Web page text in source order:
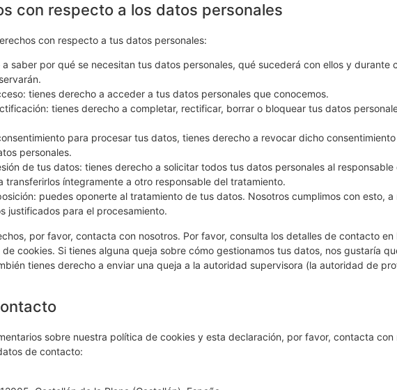
con respecto a los datos personales
con respecto a tus datos personales:
saber por qué se necesitan tus datos personales, qué sucederá con ellos y durante
tienes derecho a acceder a tus datos personales que conocemos.
tienes derecho a completar, rectificar, borrar o bloquear tus datos
para procesar tus datos, tienes derecho a revocar dicho
personales.
de tus datos: tienes derecho a solicitar todos tus datos personales al responsable
transferirlos íntegramente a otro responsable del tratamiento.
puedes oponerte al tratamiento de tus datos. Nosotros cumplimos con esto, a
justificados para el procesamiento.
por favor, contacta con nosotros. Por favor, consulta los detalles de contacto en
cookies. Si tienes alguna queja sobre cómo gestionamos tus datos, nos gustaría
tienes derecho a enviar una queja a la autoridad supervisora (la autoridad de
sobre nuestra política de cookies y esta declaración, por favor, contacta con
de contacto: